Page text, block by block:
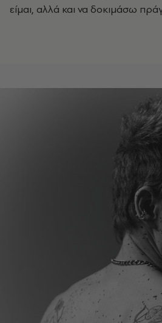
είμαι, αλλά και να δοκιμάσω